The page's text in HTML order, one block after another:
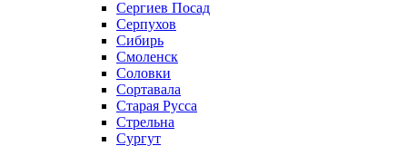
Сергиев Посад
Серпухов
Сибирь
Смоленск
Соловки
Сортавала
Старая Русса
Стрельна
Сургут